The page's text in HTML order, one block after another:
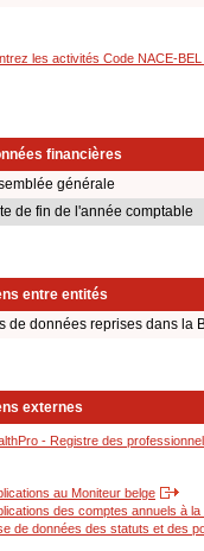
les activités Code NACE-
financières
générale
de fin de l'année comptable
entre entités
de données reprises dans la
externes
- Registre des
au Moniteur belge
des comptes annuels à la
de données des statuts et des